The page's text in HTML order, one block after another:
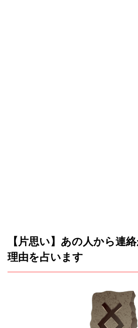
【片思い】あの人から連
理由を占います